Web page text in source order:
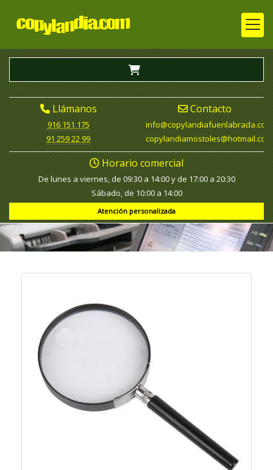
Llámanos
916 151 175
91 259 22 99
Contacto
info
copylandiafuenlabrada.com
copylandiamostoles
hotmail.com
Horario comercial
De lunes a viernes, de 09:30 a 14:00 y de 17:00 a 20:30
Sábado, de 10:00 a 14:00
Atención personalizada